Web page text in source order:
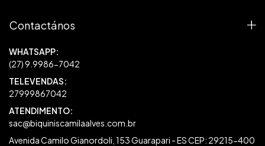
Contactános
27999867042
sac@biquiniscamilaalves.com.br
Avenida Camilo Gianordoli, 153 Guarapari - ES CEP: 29215-400